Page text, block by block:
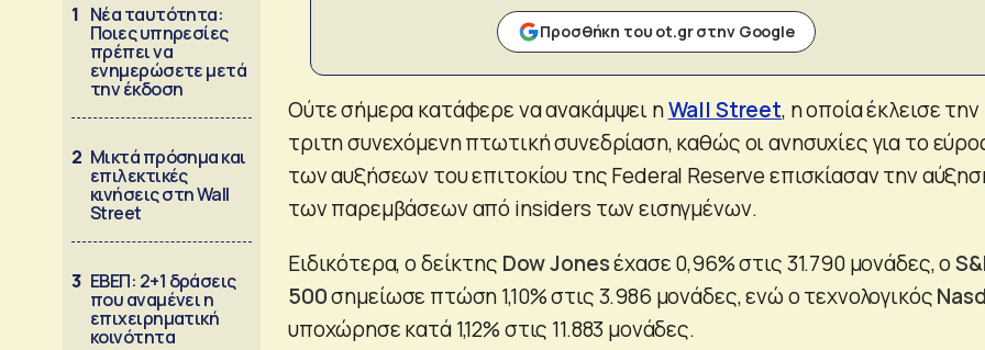
1 Νέα ταυτότητα:
Ποιες υπηρεσίες
πρέπει να
ενημερώσετε μετά
την έκδοση
2 Μικτά πρόσημα και
επιλεκτικές
κινήσεις στη Wall
Street
3 ΕΒΕΠ: 2+1 δράσεις
που αναμένει η
επιχειρηματική
κοινότητα
Προσθήκη του ot.gr στην Google
Ούτε σήμερα κατάφερε να ανακάμψει ηWall Street, η οποία έκλεισε την
τριτη συνεχόμενη πτωτική συνεδρίαση, καθώς οι ανησυχίες για το
των αυξήσεων του επιτοκίου της Federal Reserve επισκίασαν την
των παρεμβάσεων από insiders των εισηγμένων.
Ειδικότερα, ο δείκτης Dow Jonesέχασε 0,96% στις 31.790 μονάδες, ο
500σημείωσε πτώση 1,10% στις 3.986 μονάδες, ενώ ο τεχνολογικός
υποχώρησε κατά 1,12% στις 11.883 μονάδες.